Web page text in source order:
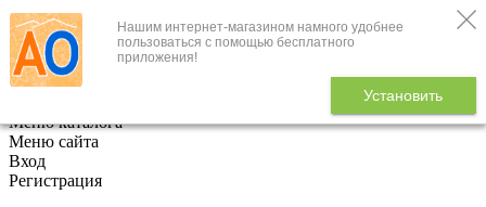
Нашим интернет-магазином намного удобнее
пользоваться с помощью бесплатного
приложения!
Установить
+7 (495) 646-888-1
В корзине
Меню каталога
Меню сайта
Вход
Регистрация